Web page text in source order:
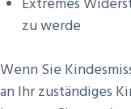
zu werde
Wenn Sie
an Ihr zuständiges